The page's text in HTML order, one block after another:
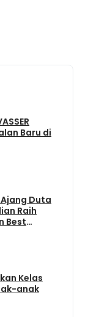
Baru di
Duta
Raih
Best
Kelas
anak